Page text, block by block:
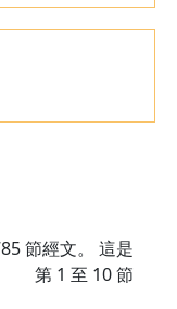
節經文。 這是
第 1 至 10 節